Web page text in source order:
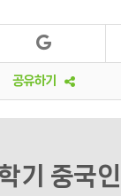
공유하기
기 중국